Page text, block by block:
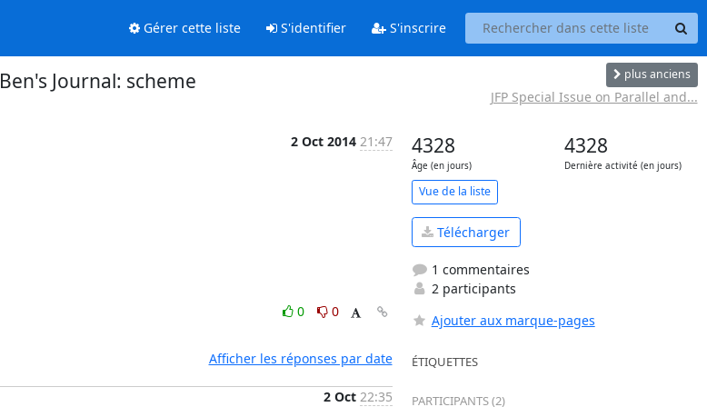
Gérer cette liste S'identifier S'inscrire
Ben's Journal: scheme plus anciens
JFP Special Issue on Parallel and...
2 Oct 2014 21:47
0
0
Afficher les réponses par date
2 Oct 22:35
4328
Âge (en jours)
4328
Dernière activité (en jours)
Vue de la liste
Télécharger
1 commentaires
2 participants
Ajouter aux marque-pages
ÉTIQUETTES
PARTICIPANTS (2)